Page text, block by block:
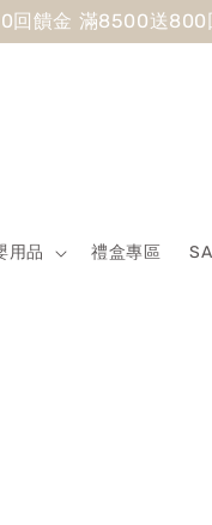
最低7折起 滿
用品 禮盒專區